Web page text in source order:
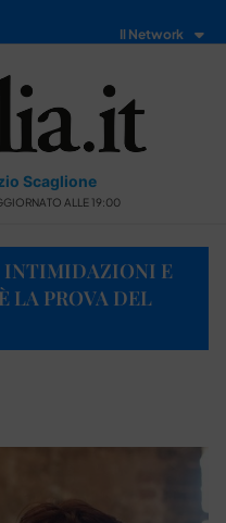
Il Network
Scaglione
ALLE 19:00
INTIMIDAZIONI E
LA PROVA DEL